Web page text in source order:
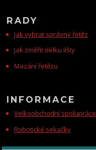
RADY
Jak vybrat správný řetěz
Jak změřit délku lišty
Mazání řetězu
INFORMACE
Velkoobchodní spolupráce
Robotické sekačky